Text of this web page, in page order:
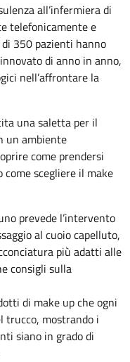
all’infermiera di
telefonicamente e
350 pazienti hanno
di anno in anno,
nell’affrontare la
una saletta per il
un ambiente
come prendersi
scegliere il make
prevede l’intervento
al cuoio capelluto,
più adatti alle
consigli sulla
di make up che ogni
trucco, mostrando i
siano in grado di